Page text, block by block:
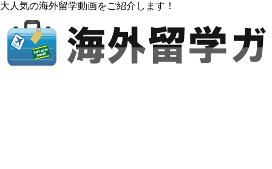
大人気の海外留学動画をご紹介します！